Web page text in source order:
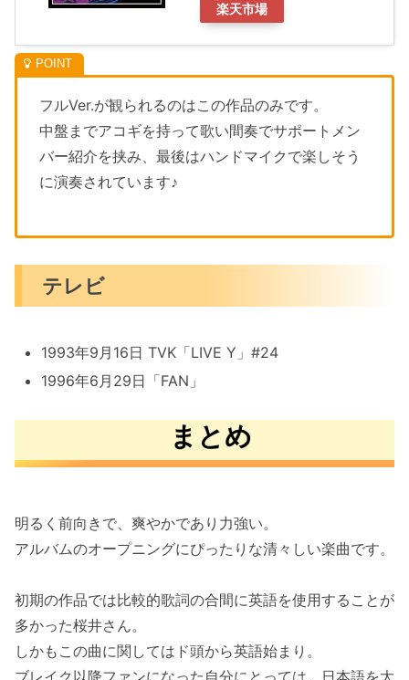
楽天市場
フルVer.が観られるのはこの作品のみです。
中盤までアコギを持って歌い間奏でサポートメン
バー紹介を挟み、最後はハンドマイクで楽しそう
に演奏されています♪
テレビ
1993年9月16日 TVK「LIVE Y」#24
1996年6月29日「FAN」
まとめ
明るく前向きで、爽やかであり力強い。
アルバムのオープニングにぴったりな清々しい楽曲です。
初期の作品では比較的歌詞の合間に英語を使用することが
多かった桜井さん。
しかもこの曲に関してはド頭から英語始まり。
ブレイク以降ファンになった自分にとっては、日本語を大